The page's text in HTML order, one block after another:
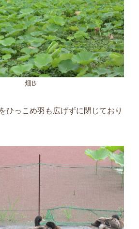
畑B
ひっこめ羽も広げずに閉じており